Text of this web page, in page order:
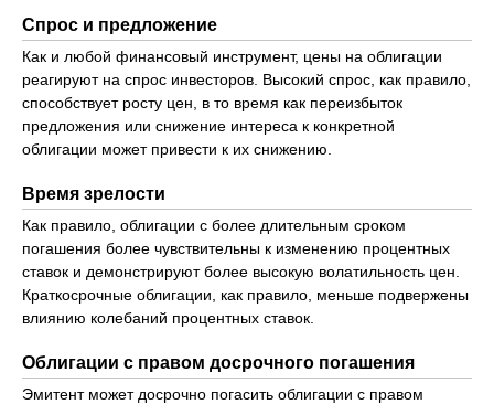
Спрос и предложение
Как и любой финансовый инструмент, цены на облигации
реагируют на спрос инвесторов. Высокий спрос, как правило,
способствует росту цен, в то время как переизбыток
предложения или снижение интереса к конкретной
облигации может привести к их снижению.
Время зрелости
Как правило, облигации с более длительным сроком
погашения более чувствительны к изменению процентных
ставок и демонстрируют более высокую волатильность цен.
Краткосрочные облигации, как правило, меньше подвержены
влиянию колебаний процентных ставок.
Облигации с правом досрочного погашения
Эмитент может досрочно погасить облигации с правом